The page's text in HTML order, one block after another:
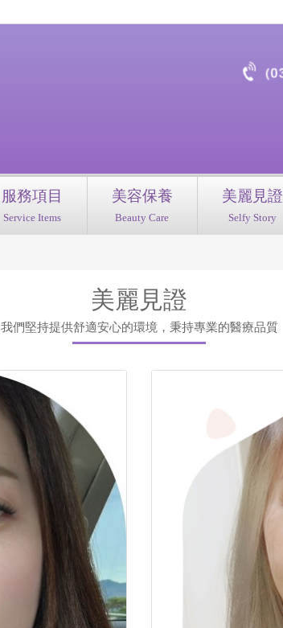
服務項目
Service Items
美容保養
Beauty Care
美麗見證
Selfy Story
美麗見證
我們堅持提供舒適安心的環境，秉持專業的醫療品質